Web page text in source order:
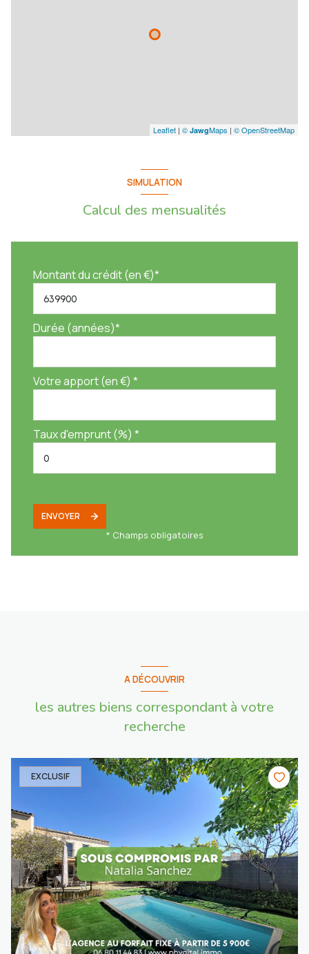
Classe énergie : DPE B (86) - GES A (2)
Les informations sur les risques auxquels ce bien est exposé sont
Leaflet | © JawgMaps | © OpenStreetMap
SIMULATION
Calcul des mensualités
Montant du crédit (en €)*
Durée (années)*
Votre apport (en €) *
Taux d'emprunt (%) *
ENVOYER
* Champs obligatoires
A DÉCOUVRIR
les autres biens correspondant à votre
recherche
EXCLUSIF